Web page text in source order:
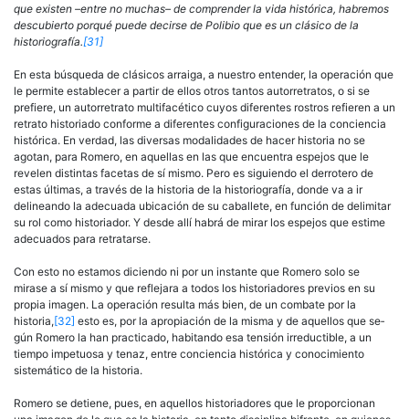
que existen –entre no muchas– de comprender la vida histórica, habremos
descu­bierto porqué puede decirse de Polibio que es un clásico de la
historiografía.[31]
En esta búsqueda de clásicos arraiga, a nuestro entender, la ope­ración que
le permite establecer a partir de ellos otros tantos autorre­tratos, o si se
prefiere, un autorretrato multifacético cuyos diferentes rostros refieren a un
retrato historiado conforme a diferentes configu­raciones de la conciencia
histórica. En verdad, las diversas modalidades de hacer historia no se
agotan, para Romero, en aquellas en las que encuentra espejos que le
revelen distintas facetas de sí mismo. Pero es siguiendo el derrotero de
estas últimas, a través de la historia de la historiografía, donde va a ir
delineando la adecuada ubicación de su caballete, en función de delimitar
su rol como historiador. Y desde allí habrá de mirar los espejos que estime
adecuados para retratarse.
Con esto no estamos diciendo ni por un instante que Romero solo se
mirase a sí mismo y que reflejara a todos los historiadores previos en su
propia imagen. La operación resulta más bien, de un combate por la
historia,[32] esto es, por la apropiación de la misma y de aquellos que se­
gún Romero la han practicado, habitando esa tensión irreductible, a un
tiempo impetuosa y tenaz, entre conciencia histórica y conocimiento
sistemático de la historia.
Romero se detiene, pues, en aquellos historiadores que le pro­porcionan